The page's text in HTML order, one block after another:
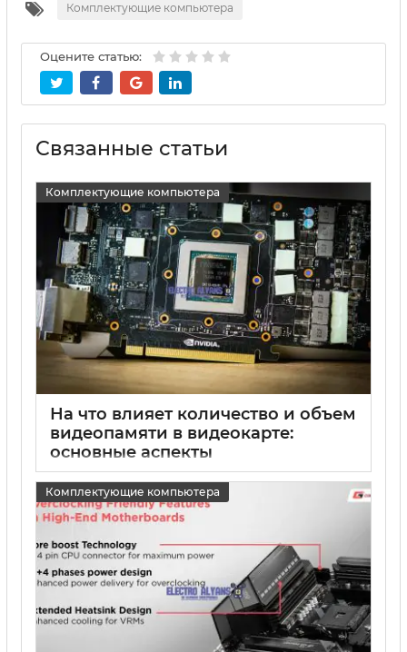
Комплектующие компьютера
Оцените статью:
Связанные статьи
Комплектующие компьютера
На что влияет количество и объем
видеопамяти в видеокарте:
основные аспекты
Комплектующие компьютера